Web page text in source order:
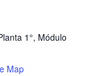
1°, Módulo
Map